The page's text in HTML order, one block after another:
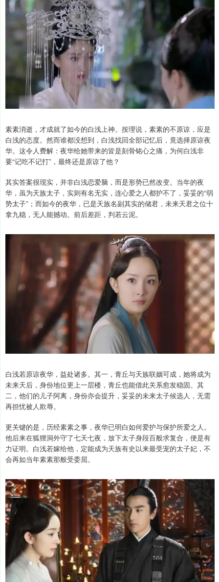
素素消逝，才成就了如今的白浅上神。按理说，素素的不原谅，应是
白浅的态度。然而谁都没想到，白浅找回全部记忆后，竟选择原谅夜
华。这令人费解：夜华给她带来的皆是刻骨铭心之痛，为何白浅非
要“记吃不记打”，最终还是原谅了他？
其实答案很现实，并非白浅恋爱脑，而是形势已然改变。当年的夜
华，虽为天族太子，实则有名无实，连心爱之人都护不了，妥妥的“弱
势太子”；而如今的夜华，已是天族名副其实的储君，未来天君之位十
拿九稳，无人能撼动。前后差距，判若云泥。
白浅若原谅夜华，益处诸多。其一，青丘与天族联姻可成，她将成为
未来天后，身份地位更上一层楼，青丘也能借此关系愈发稳固。其
二，他们的儿子阿离，身份亦会提升，妥妥的未来太子候选人，无需
再担忧被人欺辱。
更关键的是，历经素素之事，夜华已明白如何爱护与保护所爱之人。
他后来在狐狸洞外守了七天七夜，放下太子身段百般求复合，便是有
力证明。白浅若嫁给他，定能成为天族有史以来最受宠的太子妃，不
会再如当年素素那般受委屈。